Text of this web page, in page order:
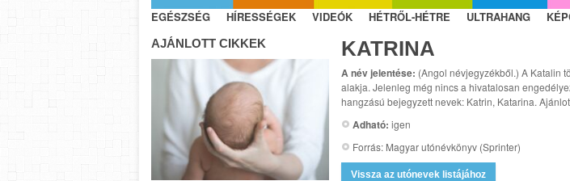
EGÉSZSÉG HÍRESSÉGEK VIDEÓK HÉTRŐL-HÉTRE ULTRAHANG
KATRINA
A név jelentése: (Angol névjegyzékből.) A Katalin
alakja. Jelenleg még nincs a hivatalosan
hangzású bejegyzett nevek: Katrin, Katarina.
Adható: igen
Forrás: Magyar utónévkönyv (Sprinter)
Vissza az utónevek listájához
AJÁNLOTT CIKKEK